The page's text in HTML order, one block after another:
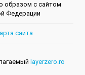
образом с сайтом
Федерации
сайта
layerzero.ro